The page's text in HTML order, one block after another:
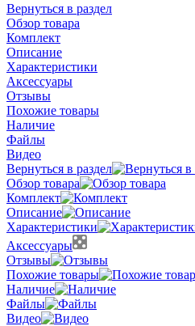
Вернуться в раздел
Обзор товара
Комплект
Описание
Характеристики
Аксессуары
Отзывы
Похожие товары
Наличие
Файлы
Видео
Вернуться в раздел
Обзор товара
Комплект
Описание
Характеристики
Аксессуары
Отзывы
Похожие товары
Наличие
Файлы
Видео